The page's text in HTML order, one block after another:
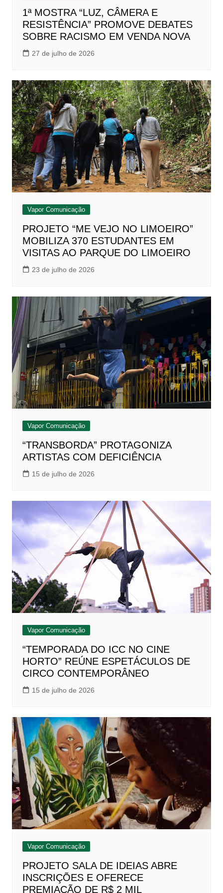
1ª MOSTRA “LUZ, CÂMERA E
RESISTÊNCIA” PROMOVE DEBATES
SOBRE RACISMO EM VENDA NOVA
27 de julho de 2026
Vapor Comunicação
PROJETO “ME VEJO NO LIMOEIRO”
MOBILIZA 370 ESTUDANTES EM
VISITAS AO PARQUE DO LIMOEIRO
23 de julho de 2026
Vapor Comunicação
“TRANSBORDA” PROTAGONIZA
ARTISTAS COM DEFICIÊNCIA
15 de julho de 2026
Vapor Comunicação
“TEMPORADA DO ICC NO CINE
HORTO” REÚNE ESPETÁCULOS DE
CIRCO CONTEMPORÂNEO
15 de julho de 2026
Vapor Comunicação
PROJETO SALA DE IDEIAS ABRE
INSCRIÇÕES E OFERECE
PREMIAÇÃO DE R$ 2 MIL